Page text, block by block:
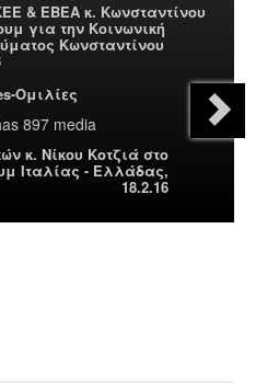
& ΕΒΕΑ κ. Κωνσταντίνου
για την Κοινωνική
Κωνσταντίνου
Ομιλίες
897 media
κ. Νίκου Κοτζιά στο
Ιταλίας - Ελλάδας,
18.2.16